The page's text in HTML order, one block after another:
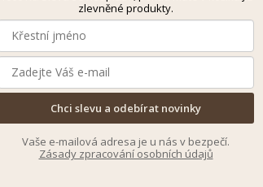
zlevněné produkty.
Chci slevu a odebírat novinky
Vaše e-mailová adresa je u nás v bezpečí.
Zásady zpracování osobních údajů